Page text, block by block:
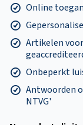
Online
Artikelen
Onbeperkt
Antwoorden
NTVG'